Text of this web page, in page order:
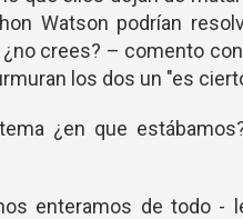
Watson podrían
crees? – comento
los dos un "es
¿en que
enteramos de todo -